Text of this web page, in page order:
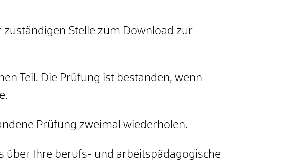
Stelle zum Download zur
Teil. Die Prüfung ist bestanden, wenn
Prüfung zweimal wiederholen.
über Ihre berufs- und arbeitspädagogische